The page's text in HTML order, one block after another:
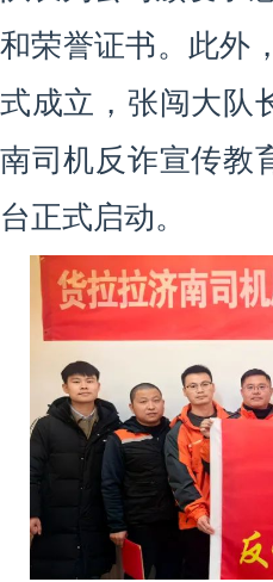
和荣誉证书。此外
式成立，张闯大队
南司机反诈宣传教
台正式启动。